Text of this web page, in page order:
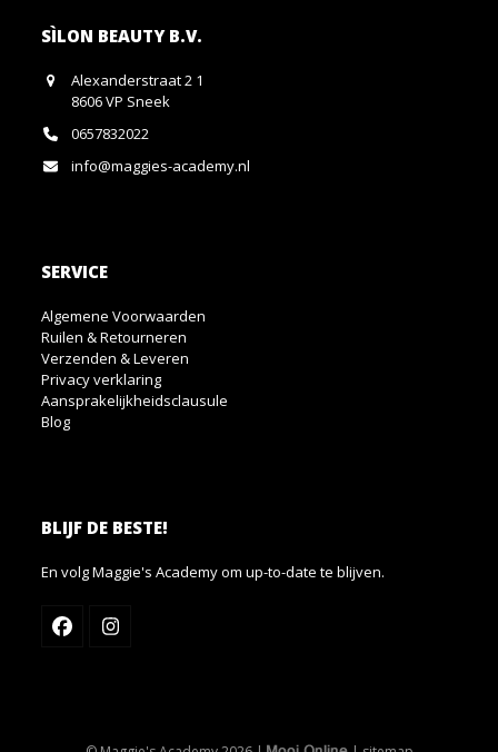
SÌLON BEAUTY B.V.
Alexanderstraat 2 1
8606 VP Sneek
0657832022
info@maggies-academy.nl
SERVICE
Algemene Voorwaarden
Ruilen & Retourneren
Verzenden & Leveren
Privacy verklaring
Aansprakelijkheidsclausule
Blog
BLIJF DE BESTE!
En volg Maggie's Academy om up-to-date te blijven.
FacebookInstagram